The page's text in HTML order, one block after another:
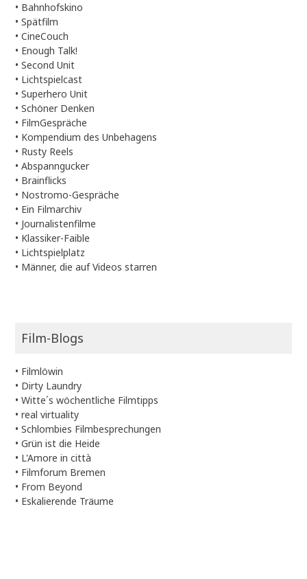
• Bahnhofskino
•Spätfilm
•CineCouch
• Enough Talk!
•Second Unit
• Lichtspielcast
•Superhero Unit
•Schöner Denken
• FilmGespräche
• Kompendium des Unbehagens
• Rusty Reels
•Abspanngucker
• Brainflicks
• Nostromo-Gespräche
• Ein Filmarchiv
• Journalistenfilme
• Klassiker-Faible
• Lichtspielplatz
• Männer, die auf Videos starren
Film-Blogs
• Filmlöwin
• Dirty Laundry
•Witte´s wöchentliche Filmtipps
•real virtuality
•Schlombies Filmbesprechungen
•Grün ist die Heide
• L'Amore in città
• Filmforum Bremen
• From Beyond
• Eskalierende Träume